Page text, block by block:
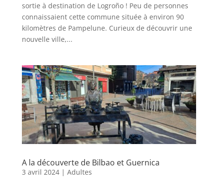
sortie à destination de Logroño ! Peu de personnes
connaissaient cette commune située à environ 90
kilomètres de Pampelune. Curieux de découvrir une
nouvelle ville,...
A la découverte de Bilbao et Guernica
3 avril 2024| Adultes